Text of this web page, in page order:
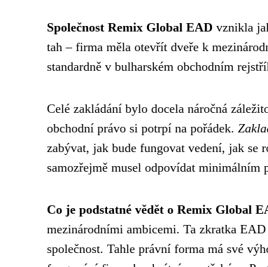
Společnost Remix Global EAD vznikla
tah – firma měla otevřít dveře k
standardně v bulharském obchodním
Celé zakládání bylo docela náročná
obchodní právo si potrpí na pořádek.
zabývat, jak bude fungovat vedení, jak se
samozřejmě musel odpovídat minimálním
Co je podstatné vědět o Remix Global
mezinárodními ambicemi. Ta zkratka
společnost. Tahle právní forma má své